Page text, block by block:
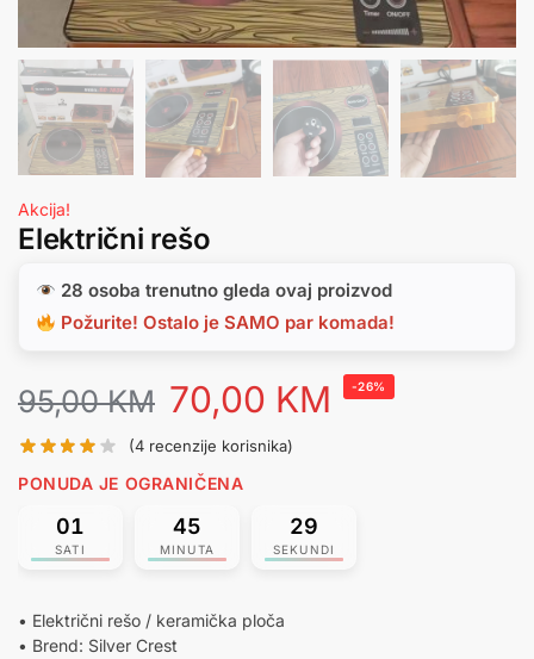
Akcija!
Električni rešo
28 osoba trenutno gleda ovaj proizvod
Požurite! Ostalo je SAMO par komada!
95,00KM 70,00 KM -26%
(4 recenzije korisnika)
PONUDA JE OGRANIČENA
01
SATI
45
MINUTA
29
SEKUNDI
• Električni rešo / keramička ploča
• Brend: Silver Crest